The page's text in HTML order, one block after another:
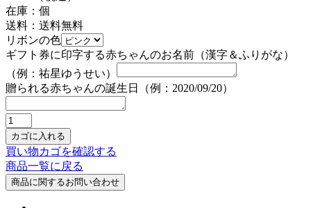
在庫： 個
送料：送料無料
リボンの色
ギフト券に印字する赤ちゃんのお名前（漢字＆ふりがな）
（例：祐星ゆうせい）
贈られる赤ちゃんの誕生日（例：2020/09/20）
買い物カゴを確認する
商品一覧に戻る